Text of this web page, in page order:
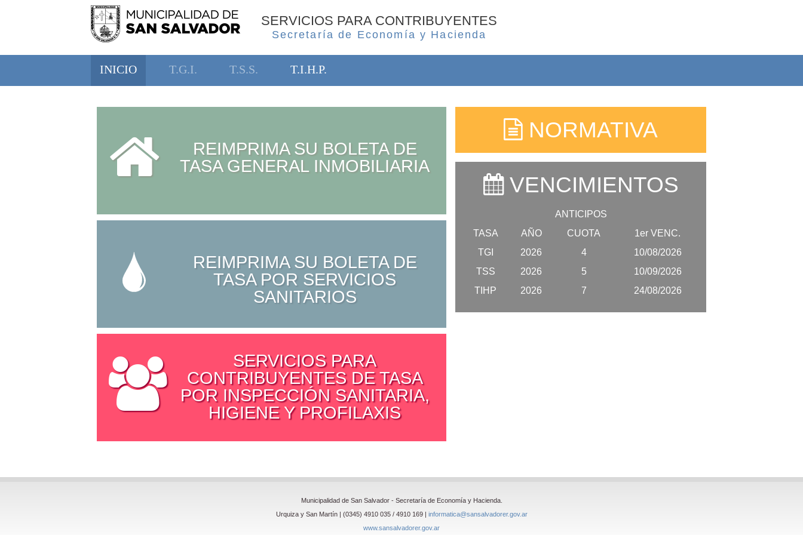
SERVICIOS PARA CONTRIBUYENTES
Secretaría de Economía y Hacienda
INICIO T.G.I. T.S.S. T.I.H.P.
REIMPRIMA SU BOLETA DE
TASA GENERAL INMOBILIARIA
REIMPRIMA SU BOLETA DE
TASA POR SERVICIOS
SANITARIOS
SERVICIOS PARA
CONTRIBUYENTES DE TASA
POR INSPECCIÓN SANITARIA,
HIGIENE Y PROFILAXIS
NORMATIVA
VENCIMIENTOS
ANTICIPOS
TASA
AÑO CUOTA
1er VENC.
TGI
2026 4
10/08/2026
TSS
2026 5
10/09/2026
TIHP
2026 7 24/08/2026
Municipalidad de San Salvador - Secretaría de Economía y Hacienda.
Urquiza y San Martín | (0345) 4910 035 / 4910 169 | informatica@sansalvadorer.gov.ar
www.sansalvadorer.gov.ar